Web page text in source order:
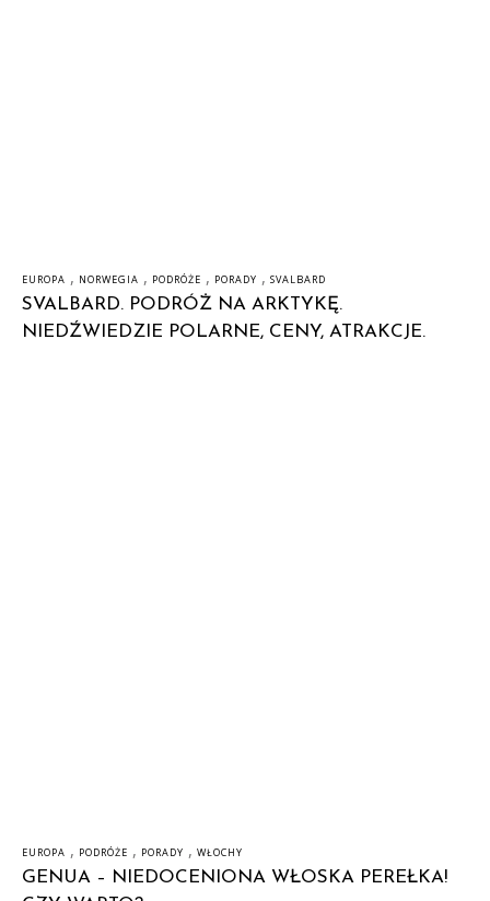
EUROPA , NORWEGIA , PODRÓŻE , PORADY , SVALBARD
SVALBARD. PODRÓŻ NA ARKTYKĘ.
NIEDŹWIEDZIE POLARNE, CENY, ATRAKCJE.
EUROPA , PODRÓŻE , PORADY , WŁOCHY
GENUA – NIEDOCENIONA WŁOSKA PEREŁKA!